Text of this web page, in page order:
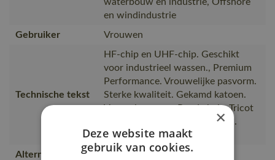
en windindustrie
Gebruiker
Vrouwen
Technische tekst
HF-chip en UHF-chip. Geschikt
voor industrieel wassen., Premium
Performance. Vrouwelijke pasvorm.
Sterke kwaliteit. Gekamd katoen.
Voorgekrompen. Ronde hals. Tricot
aan de hals. Verstevigde boord.
Geschikt voor naamlabel
Alternatieve
×
Deze website maakt
gebruik van cookies.